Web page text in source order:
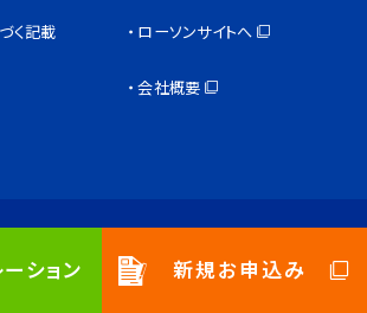
ション 新規お申込み
く記載 ローソンサイトへ
会社概要
Retail Energy Co.,Ltd. All Rights Reserved.